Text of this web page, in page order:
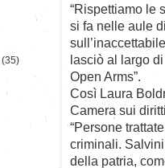
“Rispettiamo le
si fa nelle aule
lasciò al largo
Open Arms”.
Così Laura
Camera sui
“Persone
criminali.
della patria,
(35)